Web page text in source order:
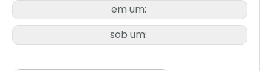
em um:
sob um: